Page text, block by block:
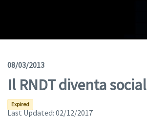
News
Geoviewer
Tools
Help(apre in una nuova finestra)
08/03/2013
Il RNDT diventa social
Expired
Last Updated: 02/12/2017